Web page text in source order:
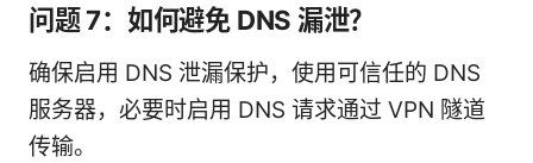
问题 7：如何避免 DNS 漏泄？
确保启用 DNS 泄漏保护，使用可信任的 DNS
服务器，必要时启用 DNS 请求通过 VPN 隧道
传输。